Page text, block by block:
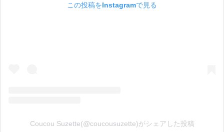
この投稿をInstagramで見る
Coucou Suzette(@coucousuzette)がシェアした投稿